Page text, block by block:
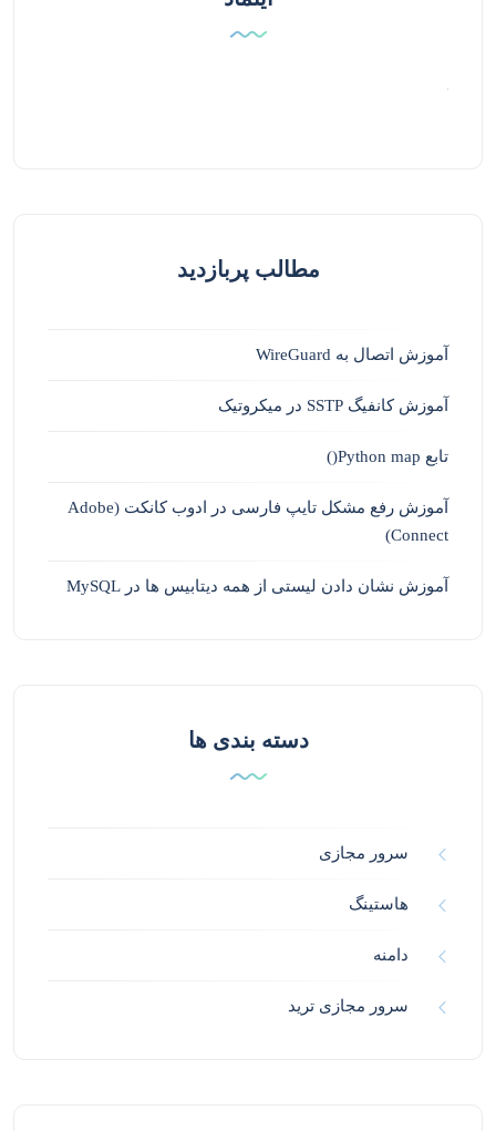
مطالب پربازدید
آموزش اتصال به WireGuard
آموزش کانفیگ SSTP در میکروتیک
تابع Python map()
آموزش رفع مشکل تایپ فارسی در ادوب کانکت (Adobe
Connect)
آموزش نشان دادن لیستی از همه دیتابیس ها در MySQL
دسته بندی ها
سرور مجازی
هاستینگ
دامنه
سرور مجازی ترید